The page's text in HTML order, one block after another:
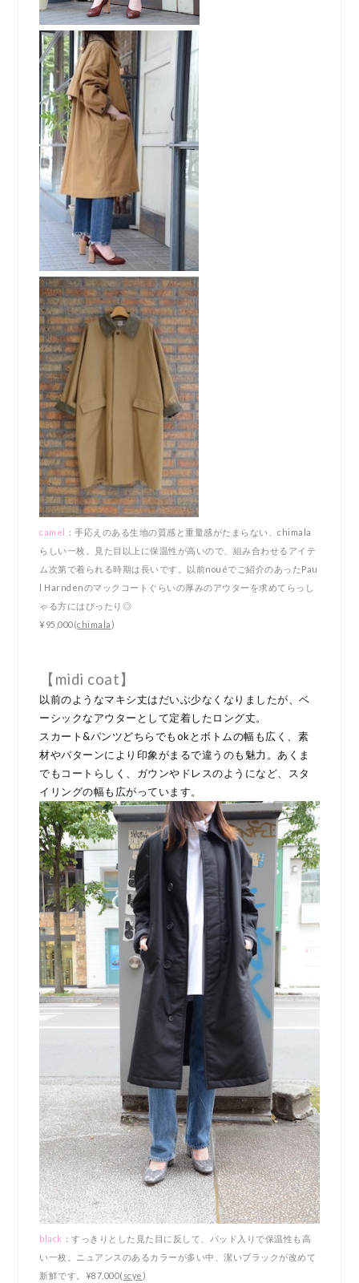
camel
：手応えのある生地の質感と重量感がたまらない、chimala
らしい一枚。見た目以上に保温性が高いので、組み合わせるアイテ
ム次第で着られる時期は長いです。以前nouéでご紹介のあったPau
l Harndenのマックコートぐらいの厚みのアウターを求めてらっし
ゃる方にはぴったり◎
¥95,000(chimala )
【midi coat】
以前のようなマキシ丈はだいぶ少なくなりましたが、ベ
ーシックなアウターとして定着したロング丈。
スカート&パンツどちらでもokとボトムの幅も広く、素
材やパターンにより印象がまるで違うのも魅力。あくま
でもコートらしく、ガウンやドレスのようになど、スタ
イリングの幅も広がっています。
black ：すっきりとした見た目に反して、パッド入りで保温性も高
い一枚。ニュアンスのあるカラーが多い中、潔いブラックが改めて
新鮮です。¥87,000( scye )